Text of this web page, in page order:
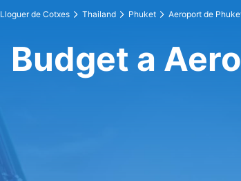
Lloguer de Cotxes Thailand Phuket Aeroport de
Budget a